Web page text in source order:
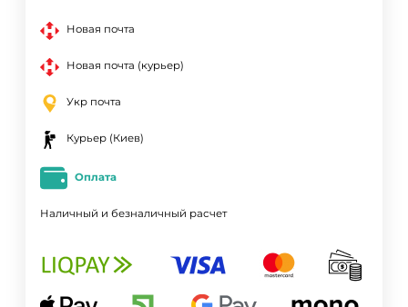
Новая почта
Новая почта (курьер)
Укр почта
Курьер (Киев)
Оплата
Наличный и безналичный расчет